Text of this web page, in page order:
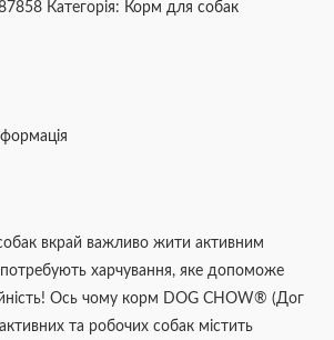
Категорія: Корм для собак
вкрай важливо жити активним
харчування, яке допоможе
Ось чому корм DOG CHOW® (Дог
та робочих собак містить